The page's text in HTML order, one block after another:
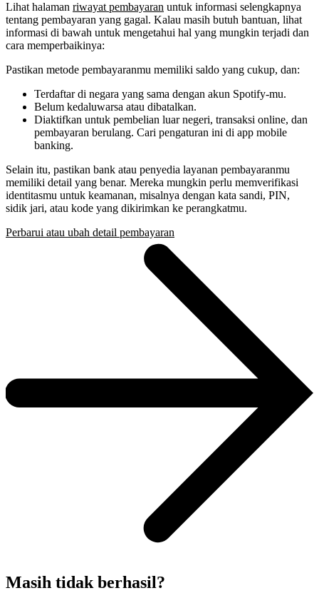
Lihat halaman riwayat pembayaran untuk informasi selengkapnya
tentang pembayaran yang gagal. Kalau masih butuh bantuan, lihat
informasi di bawah untuk mengetahui hal yang mungkin terjadi dan
cara memperbaikinya:
Pastikan metode pembayaranmu memiliki saldo yang cukup, dan:
Terdaftar di negara yang sama dengan akun Spotify-mu.
Belum kedaluwarsa atau dibatalkan.
Diaktifkan untuk pembelian luar negeri, transaksi online, dan
pembayaran berulang. Cari pengaturan ini di app mobile
banking.
Selain itu, pastikan bank atau penyedia layanan pembayaranmu
memiliki detail yang benar. Mereka mungkin perlu memverifikasi
identitasmu untuk keamanan, misalnya dengan kata sandi, PIN,
sidik jari, atau kode yang dikirimkan ke perangkatmu.
Perbarui atau ubah detail pembayaran
Masih tidak berhasil?